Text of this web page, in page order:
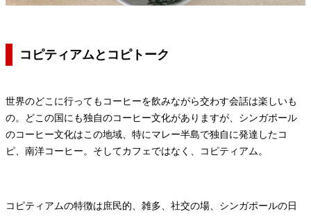
コピティアムとコピトーク
世界のどこに行ってもコーヒーを飲みながら交わす会話は楽しいも
の。どこの国にも独自のコーヒー文化がありますが、シンガポール
のコーヒー文化はこの地域、特にマレー半島で独自に発達したコ
ピ、南洋コーヒー。そしてカフェではなく、コピティアム。
コピティアムの特徴は庶民的、雑多、社交の場、シンガポールの日